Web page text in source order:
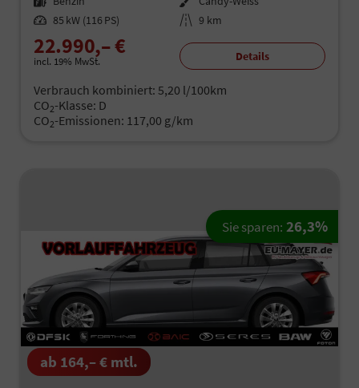
Leistung 85 kW (116 PS) Kilometerstand 9 km
22.990,– €
incl. 19% MwSt. Details
Verbrauch kombiniert: 5,20 l/100km
CO2-Klasse: D
CO2-Emissionen: 117,00 g/km
ab 164,– € mtl.
Sie sparen: 26,3%